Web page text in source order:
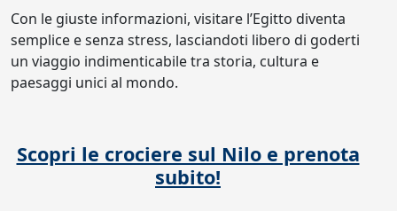
Con le giuste informazioni, visitare l’Egitto diventa
semplice e senza stress, lasciandoti libero di goderti
un viaggio indimenticabile tra storia, cultura e
paesaggi unici al mondo.
Scopri le crociere sul Nilo e prenota
subito!